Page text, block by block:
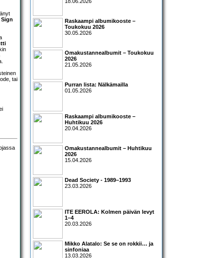
Sign
tai
18.06.2026
Raskaampi albumikooste –
Toukokuu 2026
30.05.2026
Omakustannealbumit – Toukokuu
2026
21.05.2026
Purran lista: Nälkämailla
01.05.2026
Raskaampi albumikooste –
Huhtikuu 2026
20.04.2026
Omakustannealbumit – Huhtikuu
2026
15.04.2026
Dead Society - 1989–1993
23.03.2026
ITE EEROLA: Kolmen päivän levyt
1–4
20.03.2026
Mikko Alatalo: Se se on rokkii… ja
sinfoniaa
13.03.2026